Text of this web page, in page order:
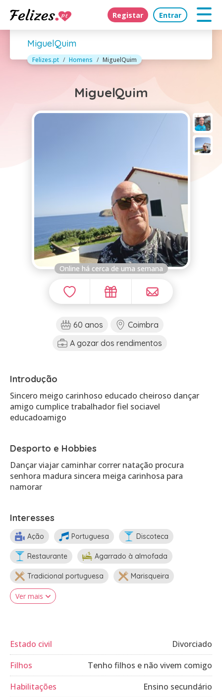
Registar Entrar
MiguelQuim
Felizes.pt Homens MiguelQuim
MiguelQuim
Online há cerca de uma semana
60 anos
Coimbra
A gozar dos rendimentos
Introdução
Sincero meigo carinhoso educado cheiroso dançar
amigo cumplice trabalhador fiel sociavel
educadoamigo
Desporto e Hobbies
Dançar viajar caminhar correr natação procura
senhora madura sincera meiga carinhosa para
namorar
Interesses
Ação Portuguesa Discoteca
Restaurante Agarrado à almofada
Tradicional portuguesa Marisqueira
Ver mais
Estado civil
Divorciado
Filhos
Tenho filhos e não vivem comigo
Habilitações
Ensino secundário